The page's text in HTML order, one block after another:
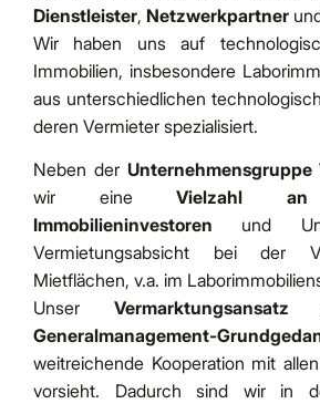
Dienstleister, Netzwerkpartner
Wir haben uns auf
Immobilien, insbesondere
aus unterschiedlichen
deren Vermieter spezialisiert.
Neben der Unternehmensgruppe
wir eine Vielzahl an
Immobilieninvestoren und
Vermietungsabsicht bei der
Mietflächen, v.a. im
Unser Vermarktungsansatz
Generalmanagement-
weitreichende Kooperation mit
vorsieht. Dadurch sind wir in